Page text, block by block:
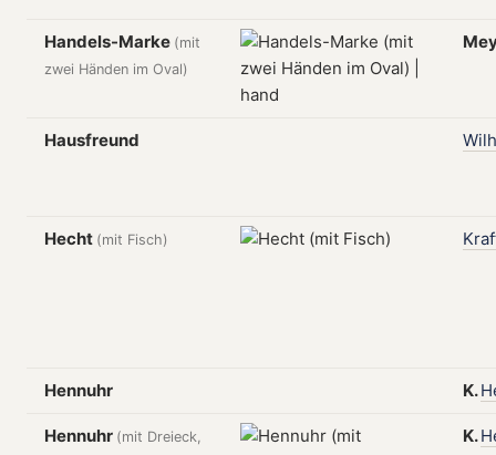
Handels-Marke (mit
zwei Händen im Oval)
Hausfreund
Hecht (mit Fisch)
Hennuhr K.
Hennuhr (mit Dreieck,
K.